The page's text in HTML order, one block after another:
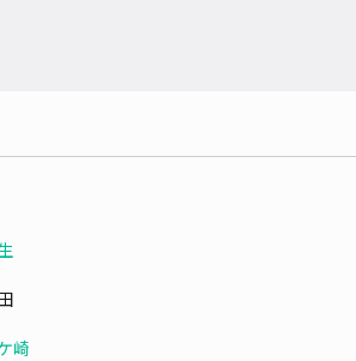
崎